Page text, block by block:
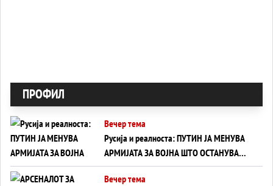
ПРОФИЛ
Вечер тема
Русија и реалноста: ПУТИН ЈА МЕНУВА
АРМИЈАТА ЗА ВОЈНА ШТО ОСТАНУВА
БЕЗ ФРОНТ
Вечер тема